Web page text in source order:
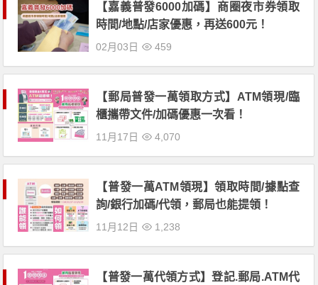
【嘉義普發6000加碼】商圈夜市券領取
時間/地點/店家優惠，再送600元！
02月03日 459
【郵局普發一萬領取方式】ATM領現/臨
櫃攜帶文件/加碼優惠一次看！
11月17日 4,070
【普發一萬ATM領現】領取時間/據點查
詢/銀行加碼/代領，郵局也能提領！
11月12日 1,238
【普發一萬代領方式】登記.郵局.ATM代